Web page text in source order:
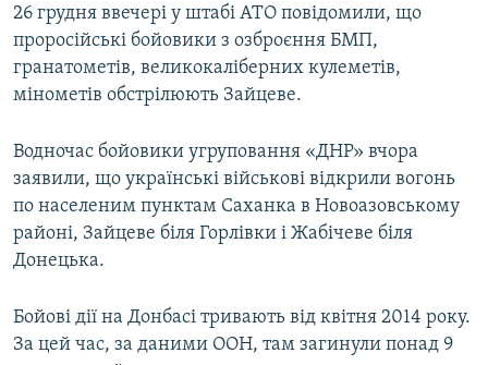
26 грудня ввечері у штабі АТО повідомили, що
проросійські бойовики з озброєння БМП,
гранатометів, великокаліберних кулеметів,
мінометів обстрілюють Зайцеве.
Водночас бойовики угруповання «ДНР» вчора
заявили, що українські військові відкрили вогонь
по населеним пунктам Саханка в Новоазовському
районі, Зайцеве біля Горлівки і Жабічеве біля
Донецька.
Бойові дії на Донбасі тривають від квітня 2014 року.
За цей час, за даними ООН, там загинули понад 9